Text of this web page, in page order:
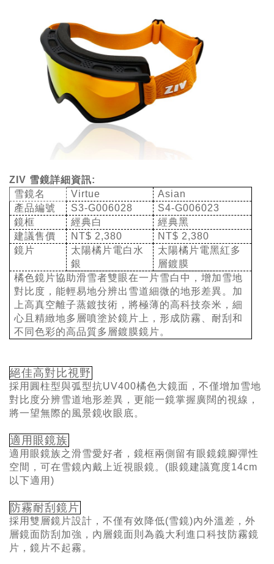
ZIV 雪鏡詳細資訊:
雪鏡名
Virtue
Asian
產品編號
S3-G006028
S4-G006023
鏡框
經典白
經典黑
建議售價
NT$ 2,380
NT$ 2,380
鏡片
太陽橘片電白水
銀
太陽橘片電黑紅多
層鍍膜
橘色鏡片協助滑雪者雙眼在一片雪白中，增加雪地
對比度，能輕易地分辨出雪道細微的地形差異。加
上高真空離子蒸鍍技術，將極薄的高科技奈米，細
心且精緻地多層噴塗於鏡片上，形成防霧、耐刮和
不同色彩的高品質多層鍍膜鏡片。
絕佳高對比視野
採用 圓柱型與弧型抗UV400橘色大鏡面，不僅增加雪地
對比度分辨雪道地形差異，更能一鏡掌握廣闊的視線，
將一望無際的風景鏡收眼底。
適用眼鏡族
適用眼鏡族之滑雪愛好者，鏡框兩側留有眼鏡鏡腳彈性
空間，可在雪鏡內戴上近視眼鏡。(眼鏡建議寬度14cm
以下適用)
防霧耐刮鏡片
採用雙層鏡片設計，不僅有效降低(雪鏡)內外溫差，外
層鏡面防刮加強，內層鏡面則為義大利進口科技防霧鏡
片，鏡片不起霧。